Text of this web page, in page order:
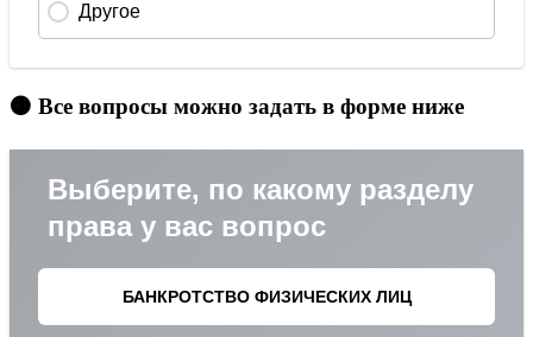
🟠 Все вопросы можно задать в форме ниже